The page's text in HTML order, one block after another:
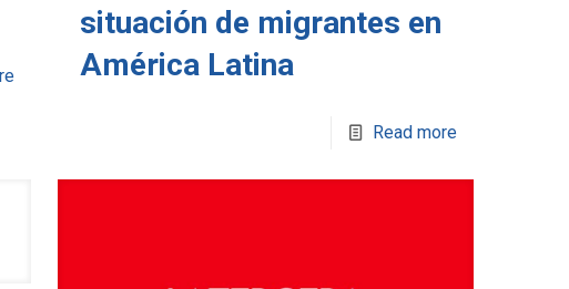
situación de migrantes en
América Latina
Read more